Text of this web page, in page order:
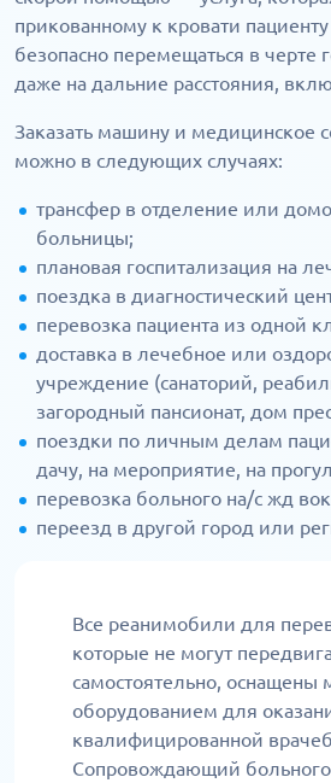
прикованному к кровати
безопасно перемещаться в черте
даже на дальние расстояния,
Заказать машину и медицинское
можно в следующих случаях:
трансфер в отделение или
больницы;
плановая госпитализация на
поездка в диагностический
перевозка пациента из одной
доставка в лечебное или
учреждение (санаторий,
загородный пансионат, дом
поездки по личным делам
дачу, на мероприятие, на
перевозка больного на/с жд
переезд в другой город или
Все реанимобили для
которые не могут
самостоятельно, оснащены
оборудованием для
квалифицированной
Сопровождающий